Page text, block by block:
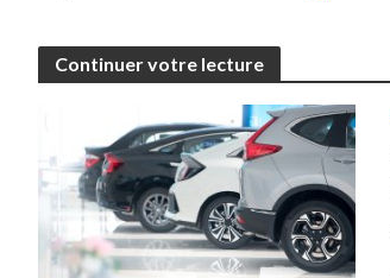
Continuer votre lecture